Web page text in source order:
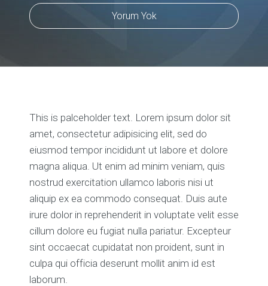
Yorum Yok
This is palceholder text. Lorem ipsum dolor sit
amet, consectetur adipisicing elit, sed do
eiusmod tempor incididunt ut labore et dolore
magna aliqua. Ut enim ad minim veniam, quis
nostrud exercitation ullamco laboris nisi ut
aliquip ex ea commodo consequat. Duis aute
irure dolor in reprehenderit in voluptate velit esse
cillum dolore eu fugiat nulla pariatur. Excepteur
sint occaecat cupidatat non proident, sunt in
culpa qui officia deserunt mollit anim id est
laborum.